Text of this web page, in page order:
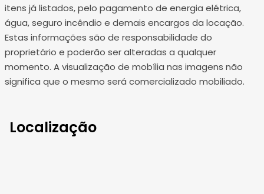
itens já listados, pelo pagamento de energia elétrica,
água, seguro incêndio e demais encargos da locação.
Estas informações são de responsabilidade do
proprietário e poderão ser alteradas a qualquer
momento. A visualização de mobília nas imagens não
significa que o mesmo será comercializado mobiliado.
Localização